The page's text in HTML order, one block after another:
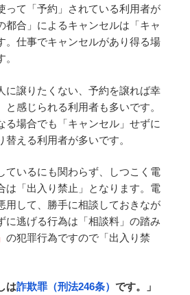
って「予約」されている利用者が
都合」によるキャンセルは「キャ
。仕事でキャンセルがあり得る場
に譲りたくない、予約を譲れば幸
感じられる利用者も多いです。
る場合でも「キャンセル」せずに
替える利用者が多いです。
ているにも関わらず、しつこく電
は「出入り禁止」となります。電
用して、勝手に相談しておきなが
に逃げる行為は「相談料」の踏み
の犯罪行為ですので「出入り禁
は詐欺罪（刑法246条） です。」